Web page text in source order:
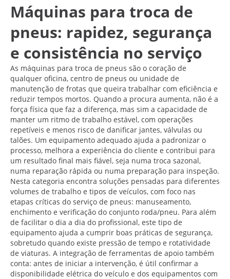
Máquinas para troca de
pneus: rapidez, segurança
e consistência no serviço
As máquinas para troca de pneus são o coração de
qualquer oficina, centro de pneus ou unidade de
manutenção de frotas que queira trabalhar com eficiência e
reduzir tempos mortos. Quando a procura aumenta, não é a
força física que faz a diferença, mas sim a capacidade de
manter um ritmo de trabalho estável, com operações
repetíveis e menos risco de danificar jantes, válvulas ou
talões. Um equipamento adequado ajuda a padronizar o
processo, melhora a experiência do cliente e contribui para
um resultado final mais fiável, seja numa troca sazonal,
numa reparação rápida ou numa preparação para inspeção.
Nesta categoria encontra soluções pensadas para diferentes
volumes de trabalho e tipos de veículos, com foco nas
etapas críticas do serviço de pneus: manuseamento,
enchimento e verificação do conjunto roda/pneu. Para além
de facilitar o dia a dia do profissional, este tipo de
equipamento ajuda a cumprir boas práticas de segurança,
sobretudo quando existe pressão de tempo e rotatividade
de viaturas. A integração de ferramentas de apoio também
conta: antes de iniciar a intervenção, é útil confirmar a
disponibilidade elétrica do veículo e dos equipamentos com